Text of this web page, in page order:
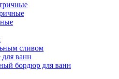
сливом
ванн
бордюр для ванн